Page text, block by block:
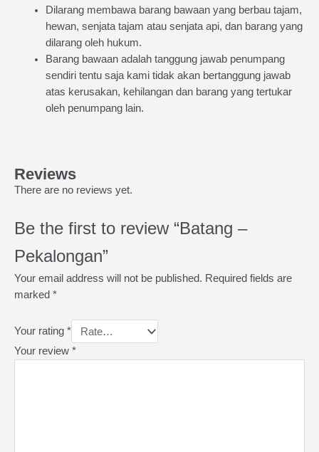
Dilarang membawa barang bawaan yang berbau tajam,
hewan, senjata tajam atau senjata api, dan barang yang
dilarang oleh hukum.
Barang bawaan adalah tanggung jawab penumpang
sendiri tentu saja kami tidak akan bertanggung jawab
atas kerusakan, kehilangan dan barang yang tertukar
oleh penumpang lain.
Reviews
There are no reviews yet.
Be the first to review “Batang –
Pekalongan”
Your email address will not be published. Required fields are
marked *
Your rating *
Your review *